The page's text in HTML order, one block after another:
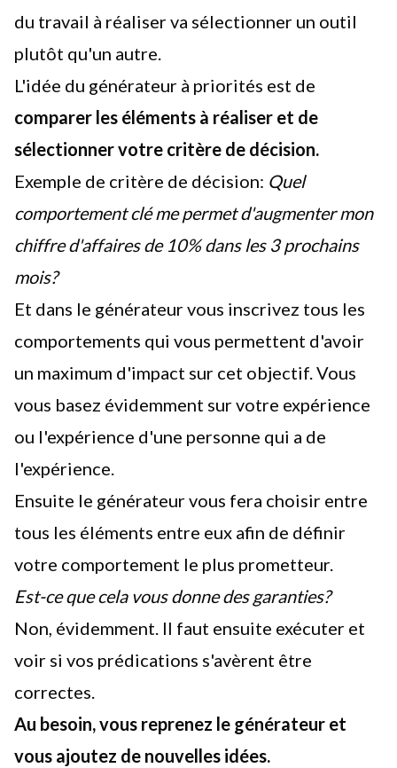
du travail à réaliser va sélectionner un outil
plutôt qu'un autre.
L'idée du générateur à priorités est de
comparer les éléments à réaliser et de
sélectionner votre critère de décision.
Exemple de critère de décision: Quel
comportement clé me permet d'augmenter mon
chiffre d'affaires de 10% dans les 3 prochains
mois?
Et dans le générateur vous inscrivez tous les
comportements qui vous permettent d'avoir
un maximum d'impact sur cet objectif. Vous
vous basez évidemment sur votre expérience
ou l'expérience d'une personne qui a de
l'expérience.
Ensuite le générateur vous fera choisir entre
tous les éléments entre eux afin de définir
votre comportement le plus prometteur.
Est-ce que cela vous donne des garanties?
Non, évidemment. Il faut ensuite exécuter et
voir si vos prédications s'avèrent être
correctes.
Au besoin, vous reprenez le générateur et
vous ajoutez de nouvelles idées.